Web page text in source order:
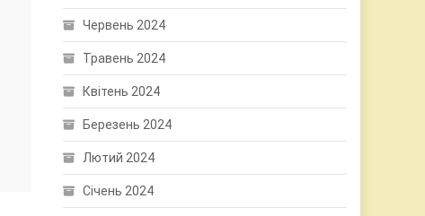
Червень 2024
Травень 2024
Квітень 2024
Березень 2024
Лютий 2024
Січень 2024